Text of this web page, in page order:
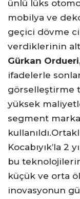
ünlü lüks
mobilya ve
geçici dövme
verdiklerinin
Gürkan
ifadelerle
görselleştirme
yüksek
segment
Kocabıyık’la 2
bu
küçük ve orta
inovasyonun